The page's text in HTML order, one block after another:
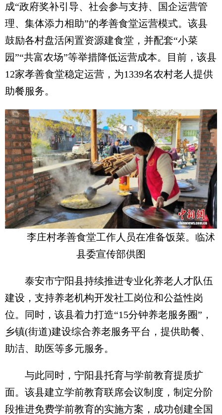
成“政府奖补引导、社会参与支持、国企运营管
理、集体添力相助”的孝善食堂运营模式。该县
鼓励各村盘活闲置资源建食堂，并配套“小菜
园”“共富农场”等举措降低运营成本。目前，该县
12家孝善食堂稳定运营，为1339名农村老人提供
助餐服务。
李庄村孝善食堂工作人员在准备饭菜。临沭
县委宣传部供图
泰安市宁阳县持续推进专业化养老人才队伍
建设，支持养老机构开发社工岗位和公益性岗
位。同时，该县着力打造“15分钟养老服务圈”，
乡镇(街道)建设综合养老服务平台，提供助餐、
助洁、助医等多元服务。
与此同时，宁阳县托育与学前教育提质扩
面。该县建立学前教育联席会议制度，制定分阶
段推进免费学前教育的实施方案，成功创建全国